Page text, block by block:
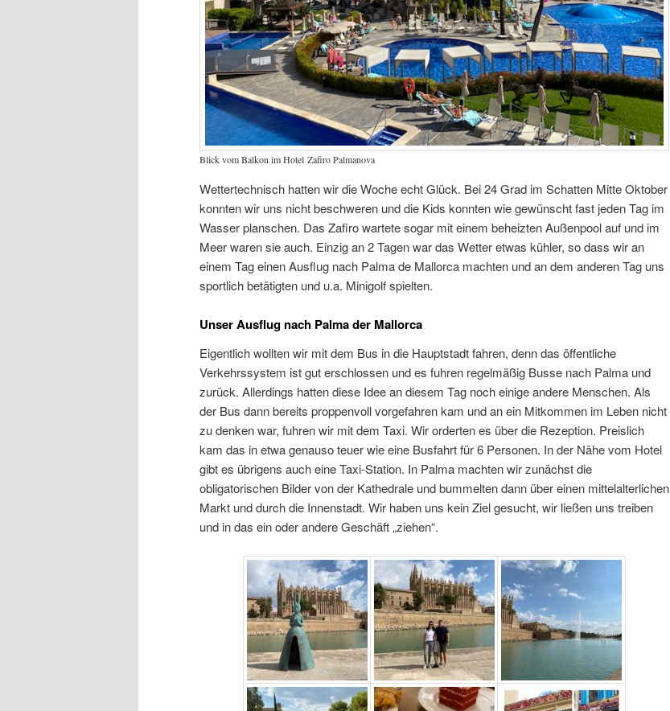
Blick vom Balkon im Hotel Zafiro Palmanova
Wettertechnisch hatten wir die Woche echt Glück. Bei 24 Grad im Schatten Mitte Oktober
konnten wir uns nicht beschweren und die Kids konnten wie gewünscht fast jeden Tag im
Wasser planschen. Das Zafiro wartete sogar mit einem beheizten Außenpool auf und im
Meer waren sie auch. Einzig an 2 Tagen war das Wetter etwas kühler, so dass wir an
einem Tag einen Ausflug nach Palma de Mallorca machten und an dem anderen Tag uns
sportlich betätigten und u.a. Minigolf spielten.
Unser Ausflug nach Palma der Mallorca
Eigentlich wollten wir mit dem Bus in die Hauptstadt fahren, denn das öffentliche
Verkehrssystem ist gut erschlossen und es fuhren regelmäßig Busse nach Palma und
zurück. Allerdings hatten diese Idee an diesem Tag noch einige andere Menschen. Als
der Bus dann bereits proppenvoll vorgefahren kam und an ein Mitkommen im Leben nicht
zu denken war, fuhren wir mit dem Taxi. Wir orderten es über die Rezeption. Preislich
kam das in etwa genauso teuer wie eine Busfahrt für 6 Personen. In der Nähe vom Hotel
gibt es übrigens auch eine Taxi-Station. In Palma machten wir zunächst die
obligatorischen Bilder von der Kathedrale und bummelten dann über einen mittelalterlichen
Markt und durch die Innenstadt. Wir haben uns kein Ziel gesucht, wir ließen uns treiben
und in das ein oder andere Geschäft „ziehen“.